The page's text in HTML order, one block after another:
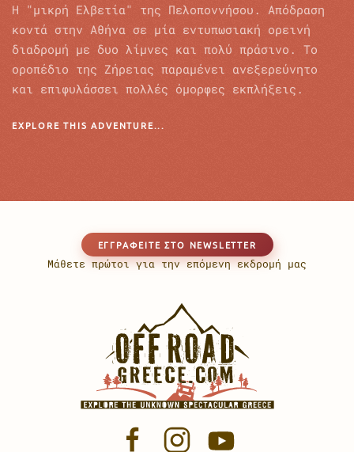
Η "μικρή Ελβετία" της Πελοποννήσου. Απόδραση
κοντά στην Αθήνα σε μία εντυπωσιακή ορεινή
διαδρομή με δυο λίμνες και πολύ πράσινο. Το
οροπέδιο της Ζήρειας παραμένει ανεξερεύνητο
και επιφυλάσσει πολλές όμορφες εκπλήξεις.
EXPLORE THIS ADVENTURE...
EΓΓΡΑΦΕΊΤΕ ΣΤΟ NEWSLETTER
Μάθετε πρώτοι για την επόμενη εκδρομή μας